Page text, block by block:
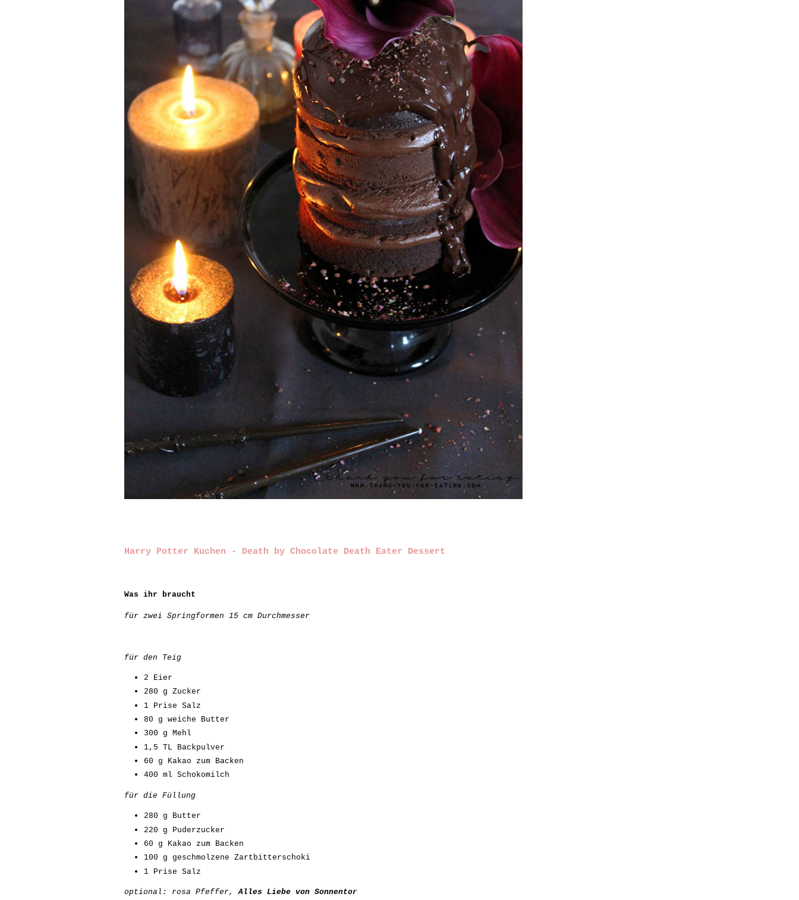
Harry Potter Kuchen - Death by Chocolate Death Eater Dessert
Was ihr braucht
für zwei Springformen 15 cm Durchmesser
für den Teig
2 Eier
280 g Zucker
1 Prise Salz
80 g weiche Butter
300 g Mehl
1,5 TL Backpulver
60 g Kakao zum Backen
400 ml Schokomilch
für die Füllung
280 g Butter
220 g Puderzucker
60 g Kakao zum Backen
100 g geschmolzene Zartbitterschoki
1 Prise Salz
optional: rosa Pfeffer,Alles Liebe von Sonnentor